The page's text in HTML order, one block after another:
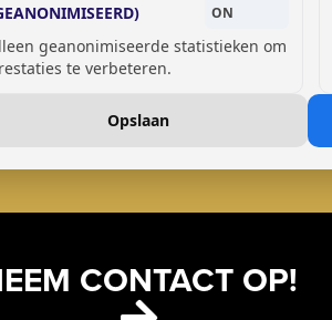
OPLAADLOCKERS
CONTACT OP!
ON
geanonimiseerde statistieken om
te verbeteren.
Opslaan